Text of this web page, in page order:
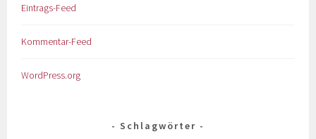
Eintrags-Feed
Kommentar-Feed
WordPress.org
Schlagwörter